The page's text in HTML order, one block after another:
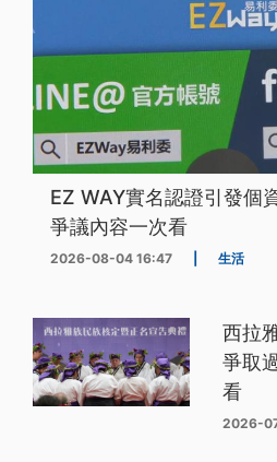
EZ WAY實名認證引發個
爭議內容一次看
2026-08-04 16:47 生活
西拉
爭取
看
2026-